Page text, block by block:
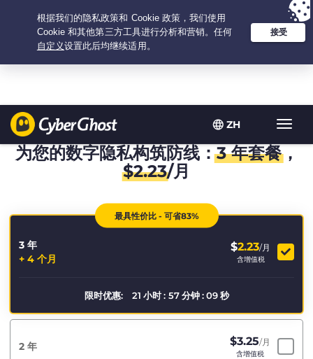
ZH
Your choice:The Best Dealfor 3.3333333333333-years at $2.23
/month
为您的数字隐私构筑防线：3 年套餐，
$2.23/月
最具性价比 - 可省83%
3 年
+ 4 个月
$2.23/月
含增值税
限时优惠: 21 小时 : 57 分钟 : 09 秒
2 年 $3.25/月
含增值税